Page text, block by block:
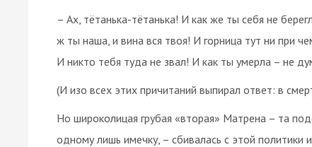
– Ах, тётанька-тётанька! И как же ты себя не
ж ты наша, и вина вся твоя! И горница тут ни при
И никто тебя туда не звал! И как ты умерла – не
(И изо всех этих причитаний выпирал ответ: в
Но широколицая грубая «вторая» Матрена – та
одному лишь имечку, – сбивалась с этой политики